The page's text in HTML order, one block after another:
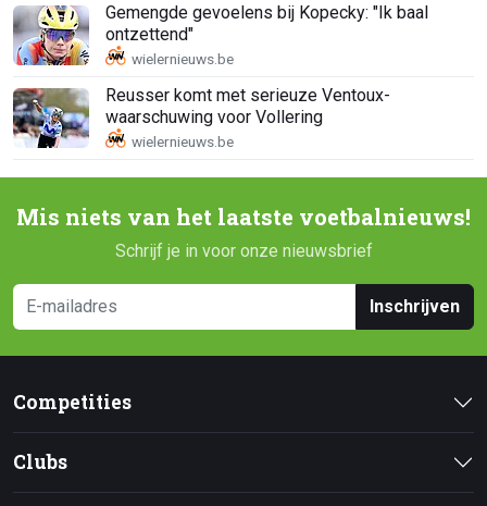
Gemengde gevoelens bij Kopecky: "Ik baal
ontzettend"
Reusser komt met serieuze Ventoux-
waarschuwing voor Vollering
Mis niets van het laatste voetbalnieuws!
Schrijf je in voor onze nieuwsbrief
Inschrijven
Competities
Clubs